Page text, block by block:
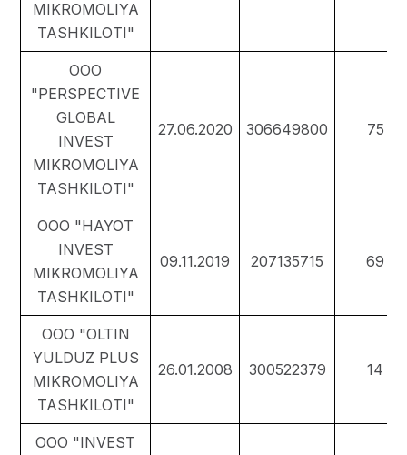
MIKROMOLIYA
TASHKILOTI"
ООО
"PERSPECTIVE
GLOBAL
INVEST
MIKROMOLIYA
TASHKILOTI"
27.06.2020 306649800 75
ООО "HAYOT
INVEST
MIKROMOLIYA
TASHKILOTI"
09.11.2019 207135715 69
ООО "OLTIN
YULDUZ PLUS
MIKROMOLIYA
TASHKILOTI"
26.01.2008 300522379 14
ООО "INVEST